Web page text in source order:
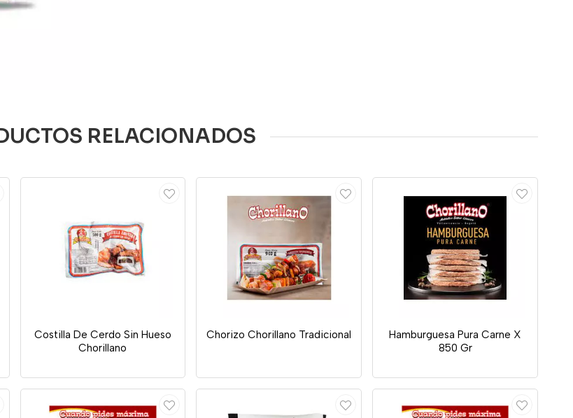
RELACIONADOS
Costilla De Cerdo Sin Hueso
Chorillano
Chorizo Chorillano Tradicional
Hamburguesa Pura Carne X
850 Gr